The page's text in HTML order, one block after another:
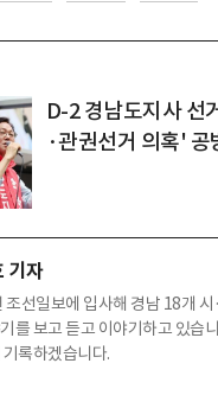
D-2 경남도지사 선
·관권선거 의혹' 공
기자
조선일보에 입사해 경남 18개
를 보고 듣고 이야기하고 있습
록하겠습니다.